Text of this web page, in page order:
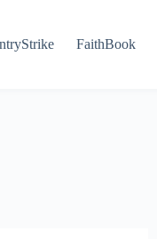
FaithBook